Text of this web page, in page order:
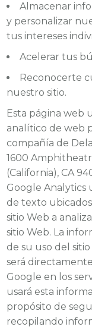
Almacenar
y personalizar
tus intereses
Acelerar tus
Reconocerte
nuestro sitio.
Esta página web
analítico de web
compañía de
1600
(California), CA
Google Analytics
de texto
sitio Web a
sitio Web. La
de su uso del
será
Google en los
usará esta
propósito de
recopilando